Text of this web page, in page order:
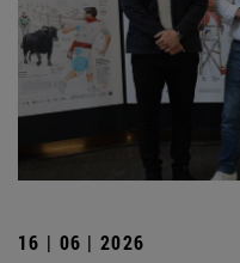
16 | 06 | 2026